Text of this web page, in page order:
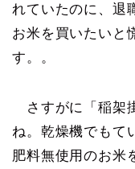
れていたのに、退
お米を買いたいと
す。。
さすがに「稲架
ね。乾燥機でもて
肥料無使用のお米